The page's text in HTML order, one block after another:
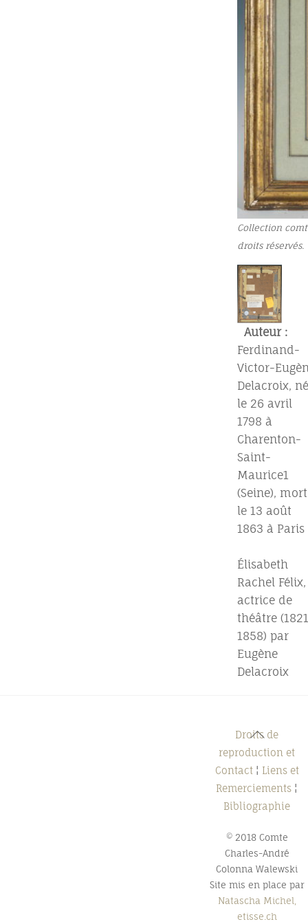
Collection
droits réservés.
Auteur :
Ferdinand-
Victor-
Delacroix, né
le 26 avril
1798 à
Charenton-
Saint-
Maurice1
(Seine), mort
le 13 août
1863 à Paris
Élisabeth
Rachel Félix,
actrice de
théâtre
1858) par
Eugène
Delacroix
Back
To
Top
Droits de
reproduction et
Contact¦ Liens et
Remerciements ¦
Bibliographie
© 2018 Comte
Charles-André
Colonna Walewski
Site mis en place par
Natascha Michel,
etisse.ch